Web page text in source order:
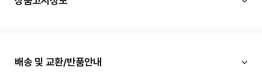
배송 및 교환/반품안내